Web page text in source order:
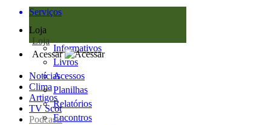
Serviços
Loja
Loja
Informativos
Livros
Acessos
Planilhas
Relatórios
Encontros
Acessar
Notícias
Clima
Artigos
TV Scot
Podcasts